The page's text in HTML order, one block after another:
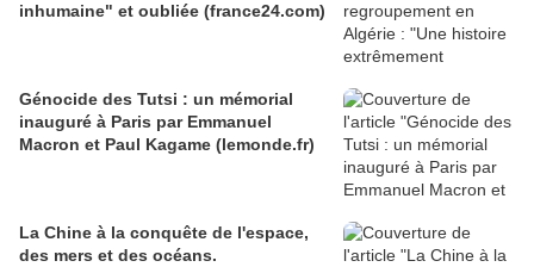
inhumaine" et oubliée (france24.com)
Génocide des Tutsi : un mémorial
inauguré à Paris par Emmanuel
Macron et Paul Kagame (lemonde.fr)
La Chine à la conquête de l'espace,
des mers et des océans.